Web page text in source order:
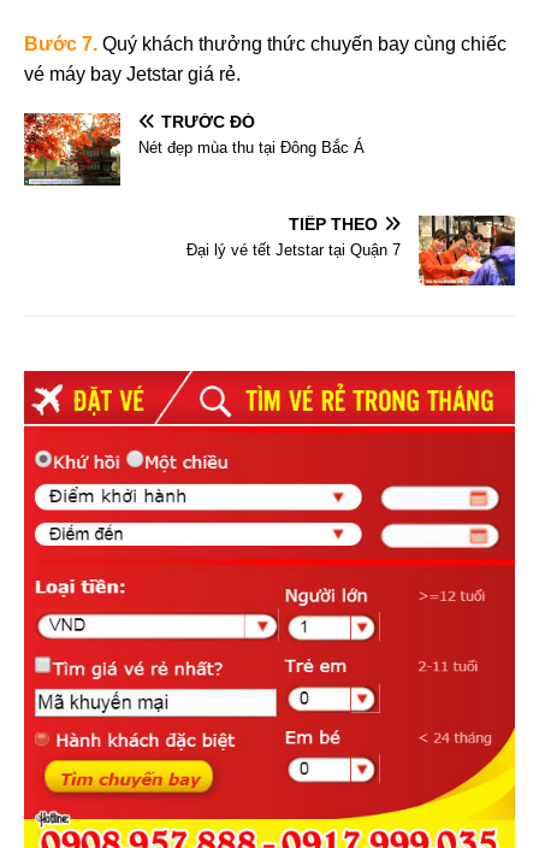
Bước 7. Quý khách thưởng thức chuyến bay cùng chiếc
vé máy bay Jetstar giá rẻ.
TRƯỚC ĐÓ
Nét đẹp mùa thu tại Đông Bắc Á
TIẾP THEO
Đại lý vé tết Jetstar tại Quận 7